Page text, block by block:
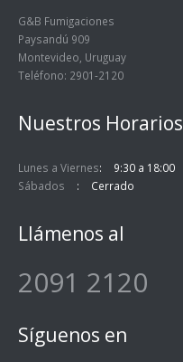
G&B Fumigaciones
Paysandú 909
Montevideo, Uruguay
Teléfono: 2901-2120
Nuestros Horarios
Lunes a Viernes
9:30 a 18:00
Sábados
Cerrado
Llámenos al
2091 2120
Síguenos en